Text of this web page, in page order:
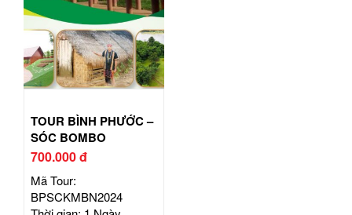
TOUR BÌNH PHƯỚC –
SÓC BOMBO
700.000 đ
Mã Tour:
BPSCKMBN2024